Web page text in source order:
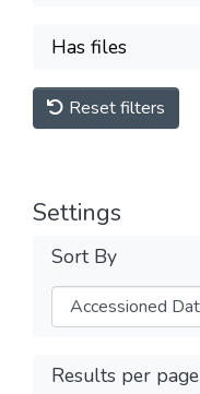
Has files
Reset filters
Settings
Sort By
Results per page